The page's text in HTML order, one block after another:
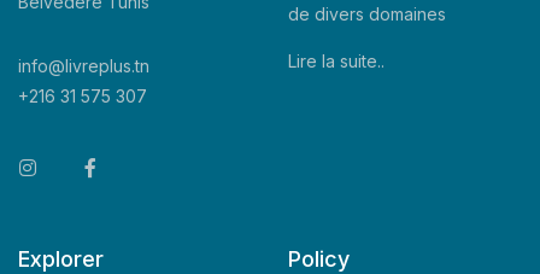
info@livreplus.tn
+216 31 575 307
de divers domaines
Lire la suite..
Explorer Policy